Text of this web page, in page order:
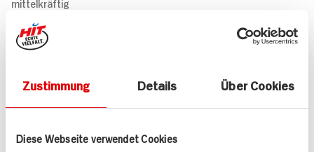
Zustimmung Details Über Cookies
Diese Webseite verwendet Cookies
Geschmack
Aromen von Zitronenmelisse cremig und seidig
Passt zu
Vorspeisen, Gemüsegerichte
+8°C bis +10°C